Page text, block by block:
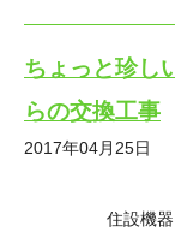
ちょっと珍し
らの交換工事
2017年04月25日
住設機